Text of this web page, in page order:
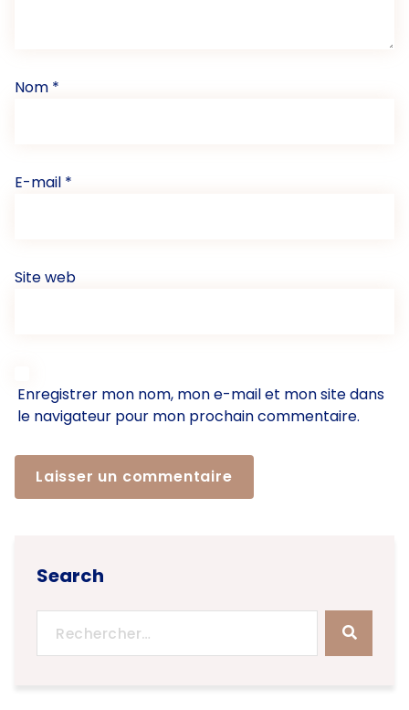
Nom *
E-mail *
Site web
Enregistrer mon nom, mon e-mail et mon site dans
le navigateur pour mon prochain commentaire.
Search